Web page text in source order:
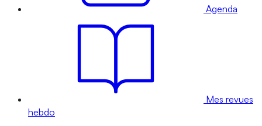
Agenda
Mes revues
hebdo